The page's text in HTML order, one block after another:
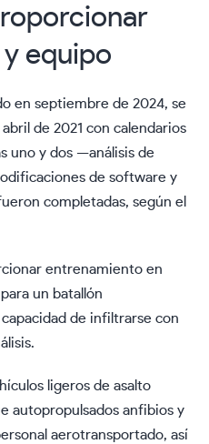
equipo
en septiembre de 2024, se
de 2021 con calendarios
uno y dos —análisis de
de software y
completadas, según el
entrenamiento en
un batallón
de infiltrarse con
ligeros de asalto
autopropulsados anfibios y
aerotransportado, así